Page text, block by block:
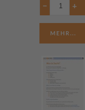
− +
MEHR...